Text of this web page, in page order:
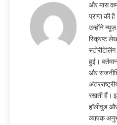
और मास
प्राप्त की
उन्होंने
स्क्रिप्ट
हुई।
और
रखती हैं।
हॉलीवुड
व्यापक